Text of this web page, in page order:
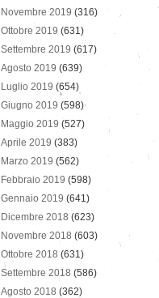
Novembre 2019 (316)
Ottobre 2019 (631)
Settembre 2019 (617)
Agosto 2019 (639)
Luglio 2019 (654)
Giugno 2019 (598)
Maggio 2019 (527)
Aprile 2019 (383)
Marzo 2019 (562)
Febbraio 2019 (598)
Gennaio 2019 (641)
Dicembre 2018 (623)
Novembre 2018 (603)
Ottobre 2018 (631)
Settembre 2018 (586)
Agosto 2018 (362)